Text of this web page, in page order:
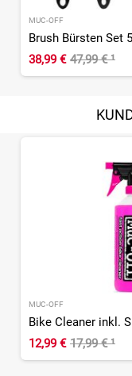
MUC-OFF
Brush Bürsten Set
38,99 € 47,99 €¹
MUC-OFF
Bike Cleaner inkl.
12,99 € 17,99 €¹